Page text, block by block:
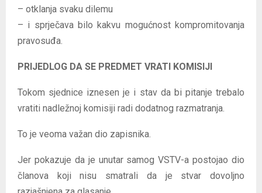
– otklanja svaku dilemu
– i sprječava bilo kakvu mogućnost kompromitovanja
pravosuđa.
PRIJEDLOG DA SE PREDMET VRATI KOMISIJI
Tokom sjednice iznesen je i stav da bi pitanje trebalo
vratiti nadležnoj komisiji radi dodatnog razmatranja.
To je veoma važan dio zapisnika.
Jer pokazuje da je unutar samog VSTV-a postojao dio
članova koji nisu smatrali da je stvar dovoljno